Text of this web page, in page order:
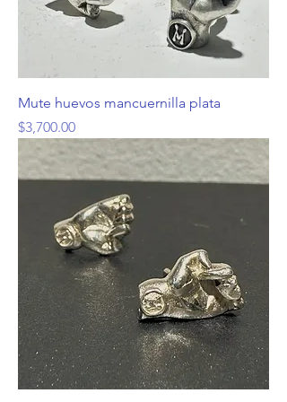
Mute huevos mancuernilla plata
Precio
$3,700.00